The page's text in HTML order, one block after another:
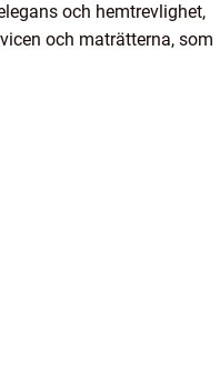
och hemtrevlighet,
och maträtterna, som